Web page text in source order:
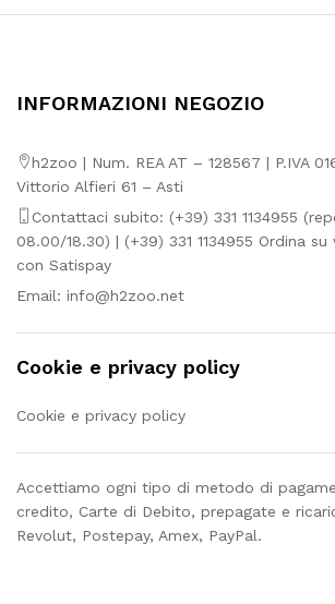
11,80€
INFORMAZIONI NEGOZIO
h2zoo | Num. REA AT – 128567 | P.IVA
Vittorio Alfieri 61 – Asti
Contattaci subito: (+39) 331 1134955
08.00/18.30) | (+39) 331 1134955 Ordina
con Satispay
Email: info@h2zoo.net
Cookie e privacy policy
Cookie e privacy policy
Accettiamo ogni tipo di metodo di
credito, Carte di Debito, prepagate e
Revolut, Postepay, Amex, PayPal.